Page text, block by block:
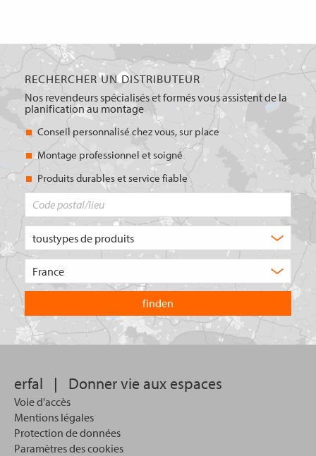
RECHERCHER UN DISTRIBUTEUR
Nos revendeurs spécialisés et formés vous assistent de la
planification au montage
Conseil personnalisé chez vous, sur place
Montage professionnel et soigné
Produits durables et service fiable
de
recherchez-
vous
?
pays
dans
lequel
vous
souhaitez
recherche.
erfal | Donner vie aux espaces
Voie d'accès
Mentions légales
Protection de données
Paramètres des cookies